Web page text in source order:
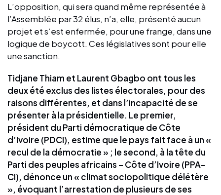
L’opposition, qui sera quand même représentée à
l’Assemblée par 32 élus, n’a, elle, présenté aucun
projet et s’est enfermée, pour une frange, dans une
logique de boycott. Ces législatives sont pour elle
une sanction.
Tidjane Thiam et Laurent Gbagbo ont tous les
deux été exclus des listes électorales, pour des
raisons différentes, et dans l’incapacité de se
présenter à la présidentielle. Le premier,
président du Parti démocratique de Côte
d’Ivoire (PDCI), estime que le pays fait face à un «
recul de la démocratie » ; le second, à la tête du
Parti des peuples africains – Côte d’Ivoire (PPA-
CI), dénonce un « climat sociopolitique délétère
», évoquant l’arrestation de plusieurs de ses